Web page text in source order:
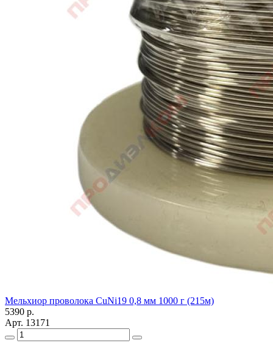
Мельхиор проволока CuNi19 0,8 мм 1000 г (215м)
5390 р.
Арт. 13171